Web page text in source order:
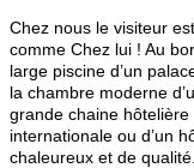
Chez nous le visiteur
comme Chez lui ! Au
large piscine d’un
la chambre moderne
grande chaine hôtelière
internationale ou d’un
chaleureux et de qualité.